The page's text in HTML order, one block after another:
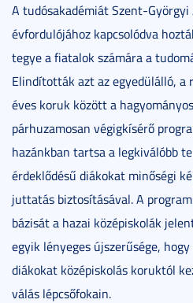
A tudósakadémiát Szent-
évfordulójához kapcsolódva
tegye a fiatalok számára a
Elindították azt az egyedülálló, a
éves koruk között a
párhuzamosan végigkísérő
hazánkban tartsa a legkiválóbb
érdeklődésű diákokat minőségi
juttatás biztosításával. A
bázisát a hazai középiskolák
egyik lényeges újszerűsége,
diákokat középiskolás koruktól
válás lépcsőfokain.